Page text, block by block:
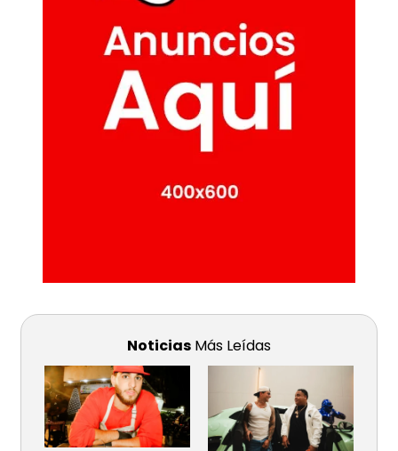
Noticias Más Leídas